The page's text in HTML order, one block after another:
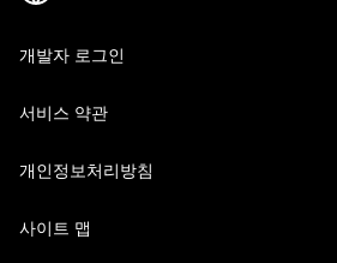
개발자 로그인
서비스 약관
개인정보처리방침
사이트 맵